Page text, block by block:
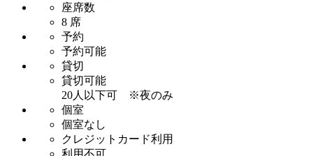
座席数
8 席
予約
予約可能
貸切
貸切可能
20人以下可 ※夜のみ
個室
個室なし
クレジットカード利用
利用不可